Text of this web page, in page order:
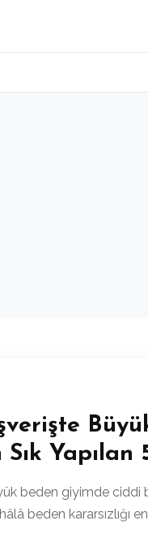
Sık Yapılan
beden giyimde ciddi
beden kararsızlığı